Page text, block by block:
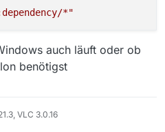
*"
auch läuft oder ob
benötigst
VLC 3.0.16